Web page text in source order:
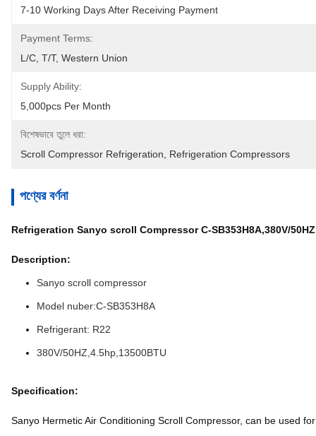
7-10 Working Days After Receiving Payment
Payment Terms:
L/C, T/T, Western Union
Supply Ability:
5,000pcs Per Month
বিশেষভাবে তুলে ধরা:
Scroll Compressor Refrigeration
Refrigeration Compressors
পণ্যের বর্ণনা
Refrigeration Sanyo scroll Compressor C-SB353H8A,380V/
Description:
Sanyo scroll compressor
Model nuber:C-SB353H8A
Refrigerant: R22
380V/50HZ,4.5hp,13500BTU
Specification:
Sanyo Hermetic Air Conditioning Scroll Compressor, can be used